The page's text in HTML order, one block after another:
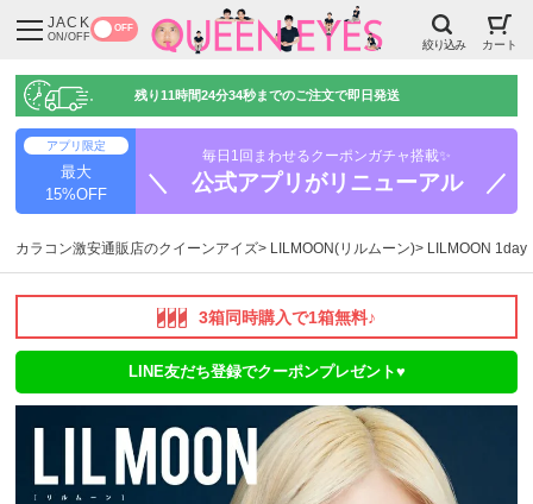
JACK
ON/OFF
OFF
絞り込み カート
残り11時間24分33秒までのご注文で即日発送
アプリ限定
最大
15%OFF
毎日1回まわせるクーポンガチャ搭載✨
＼ 公式アプリがリニューアル ／
カラコン激安通販店のクイーンアイズ LILMOON(リルムーン) LILMOON 1day
3箱同時購入で1箱無料♪
LINE友だち登録でクーポンプレゼント♥